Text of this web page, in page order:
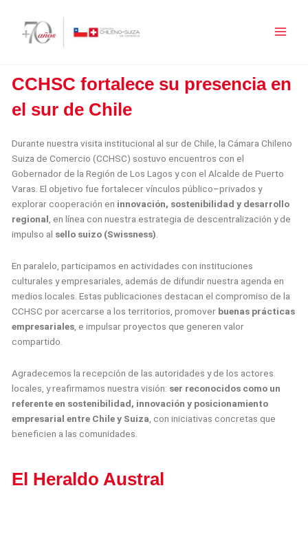
contenido
CCHSC fortalece su presencia en
el sur de Chile
Durante nuestra visita institucional al sur de Chile, la Cámara Chileno
Suiza de Comercio (CCHSC) sostuvo encuentros con el
Gobernador de la Región de Los Lagos y con el Alcalde de Puerto
Varas. El objetivo fue fortalecer vínculos público–privados y
explorar cooperación en innovación, sostenibilidad y desarrollo
regional , en línea con nuestra estrategia de descentralización y de
impulso al sello suizo (Swissness)
En paralelo, participamos en actividades con instituciones
culturales y empresariales, además de difundir nuestra agenda en
medios locales. Estas publicaciones destacan el compromiso de la
CCHSC por acercarse a los territorios, promover buenas prácticas
empresariales , e impulsar proyectos que generen valor
compartido.
Agradecemos la recepción de las autoridades y de los actores
locales, y reafirmamos nuestra visión: ser reconocidos como un
referente en sostenibilidad, innovación y posicionamiento
empresarial entre Chile y Suiza , con iniciativas concretas que
beneficien a las comunidades.
El Heraldo Austral